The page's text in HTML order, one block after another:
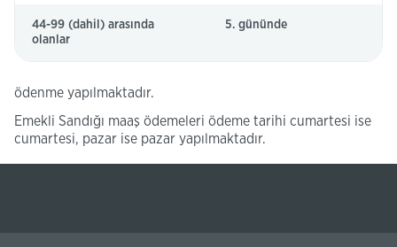
44-99 (dahil) arasında
olanlar
5. gününde
ödenme yapılmaktadır.
Emekli Sandığı maaş ödemeleri ödeme tarihi cumartesi ise
cumartesi, pazar ise pazar yapılmaktadır.